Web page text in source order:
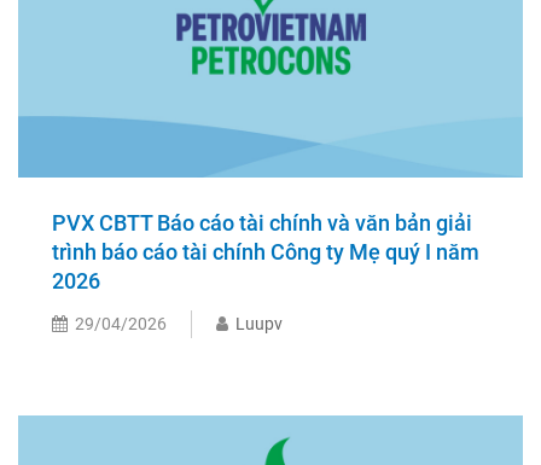
PVX CBTT Báo cáo tài chính và văn bản giải
trình báo cáo tài chính Công ty Mẹ quý I năm
2026
29/04/2026 Luupv